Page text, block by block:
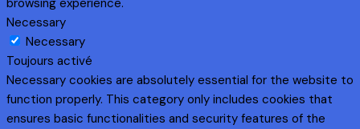
browsing experience.
Necessary
Necessary
Toujours activé
Necessary cookies are absolutely essential for the website to
function properly. This category only includes cookies that
ensures basic functionalities and security features of the